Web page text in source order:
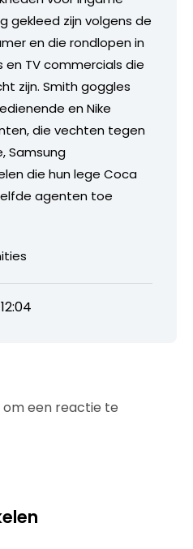
gekleed zijn volgens de
en die rondlopen in
en TV commercials die
zijn. Smith goggles
en Nike
die vechten tegen
Samsung
die hun lege Coca
agenten toe
om een reactie te